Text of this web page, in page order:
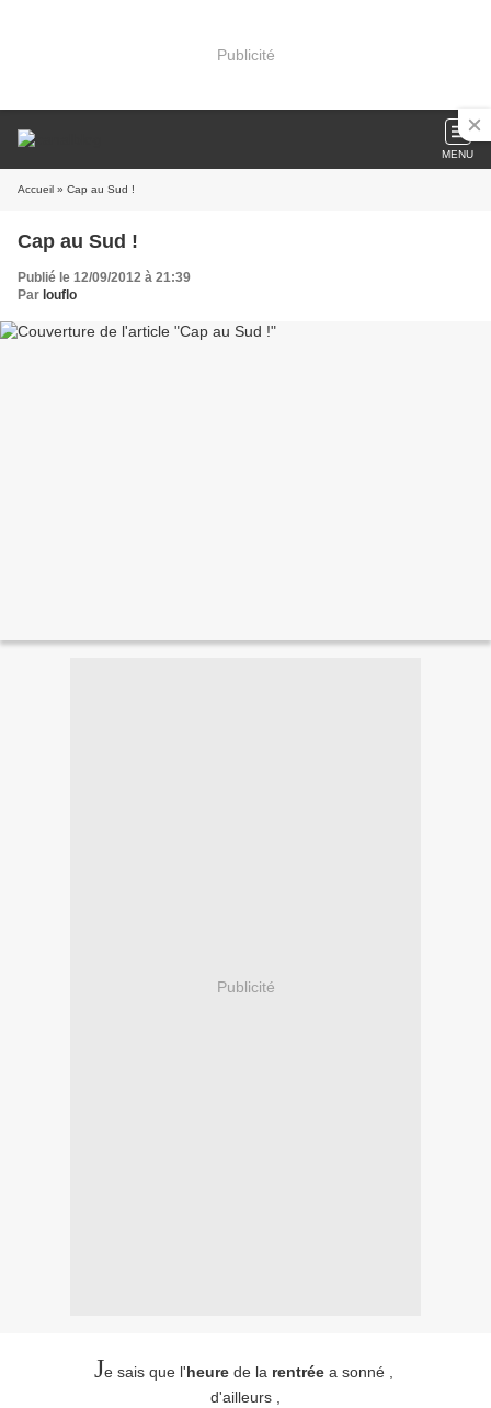
Publicité
MENU
Accueil » Cap au Sud !
Cap au Sud !
Publié le 12/09/2012 à 21:39
Par louflo
Publicité
Je sais que l'heurede la rentréea sonné ,
d'ailleurs ,